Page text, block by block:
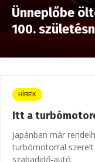
Ünneplőbe
100.
HÍREK
Itt a
Japánban már
turbómotorral szerelt
szabadidő-autó.